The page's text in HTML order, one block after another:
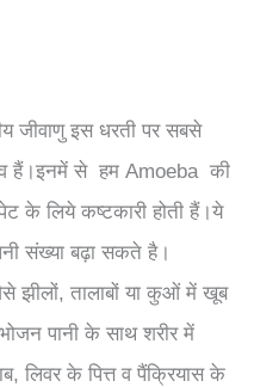
जीवाणु इस धरती पर सबसे
हैं।इनमें से हम Amoeba की
के लिये कष्टकारी होती हैं।ये
संख्या बढ़ा सकते है।
झीलों, तालाबों या कुओं में खूब
पानी के साथ शरीर में
लिवर के पित्त व पैंक्रियास के